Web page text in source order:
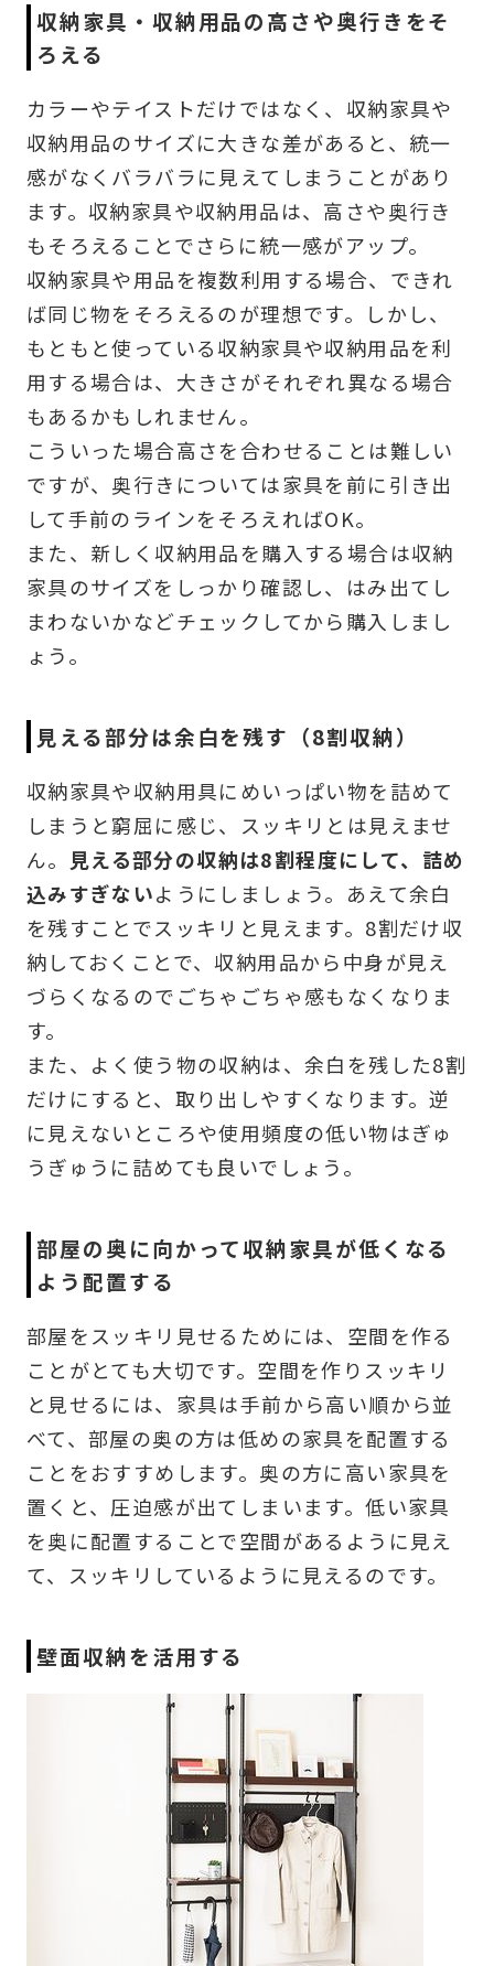
収納家具・収納用品の高さや奥行きをそ
ろえる
カラーやテイストだけではなく、収納家具や
収納用品のサイズに大きな差があると、統一
感がなくバラバラに見えてしまうことがあり
ます。収納家具や収納用品は、高さや奥行き
もそろえることでさらに統一感がアップ。
収納家具や用品を複数利用する場合、できれ
ば同じ物をそろえるのが理想です。しかし、
もともと使っている収納家具や収納用品を利
用する場合は、大きさがそれぞれ異なる場合
もあるかもしれません。
こういった場合高さを合わせることは難しい
ですが、奥行きについては家具を前に引き出
して手前のラインをそろえればOK。
また、新しく収納用品を購入する場合は収納
家具のサイズをしっかり確認し、はみ出てし
まわないかなどチェックしてから購入しまし
ょう。
見える部分は余白を残す（8割収納）
収納家具や収納用具にめいっぱい物を詰めて
しまうと窮屈に感じ、スッキリとは見えませ
ん。
見える部分の収納は8割程度にして、詰め
込みすぎないようにしましょう。あえて余白
を残すことでスッキリと見えます。8割だけ収
納しておくことで、収納用品から中身が見え
づらくなるのでごちゃごちゃ感もなくなりま
す。
また、よく使う物の収納は、余白を残した8割
だけにすると、取り出しやすくなります。逆
に見えないところや使用頻度の低い物はぎゅ
うぎゅうに詰めても良いでしょう。
部屋の奥に向かって収納家具が低くなる
よう配置する
部屋をスッキリ見せるためには、空間を作る
ことがとても大切です。空間を作りスッキリ
と見せるには、家具は手前から高い順から並
べて、部屋の奥の方は低めの家具を配置する
ことをおすすめします。奥の方に高い家具を
置くと、圧迫感が出てしまいます。低い家具
を奥に配置することで空間があるように見え
て、スッキリしているように見えるのです。
壁面収納を活用する